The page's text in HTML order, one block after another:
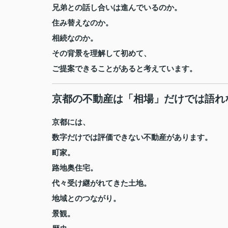
兄弟との話し合いは進んでいるのか。
住み替えなのか。
相続なのか。
その背景を理解して初めて、
ご提案できることがあると考えています。
京都の不動産は「相場」だけでは語れ
京都には、
数字だけでは評価できない不動産があります。
町家。
路地奥住宅。
代々受け継がれてきた土地。
地域とのつながり。
景観。